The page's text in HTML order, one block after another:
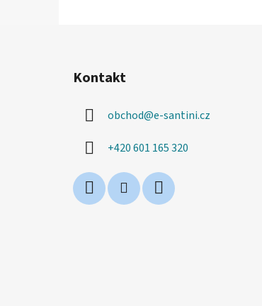
Kontakt
obchod@e-santini.cz
+420 601 165 320